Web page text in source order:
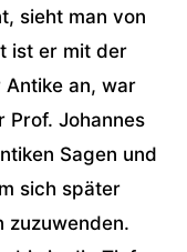
sieht man von
ist er mit der
Antike an, war
Prof. Johannes
Sagen und
sich später
zuzuwenden.